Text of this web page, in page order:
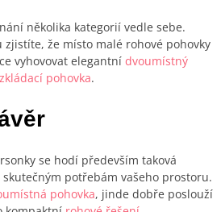
několika kategorií vedle sebe.
že místo malé rohové pohovky
vyhovovat elegantní dvoumístný
pohovka.
se hodí především taková
potřebám vašeho prostoru.
pohovka, jinde dobře poslouží